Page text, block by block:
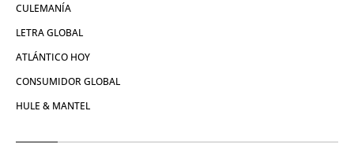
CULEMANÍA
LETRA GLOBAL
ATLÁNTICO HOY
CONSUMIDOR GLOBAL
HULE & MANTEL